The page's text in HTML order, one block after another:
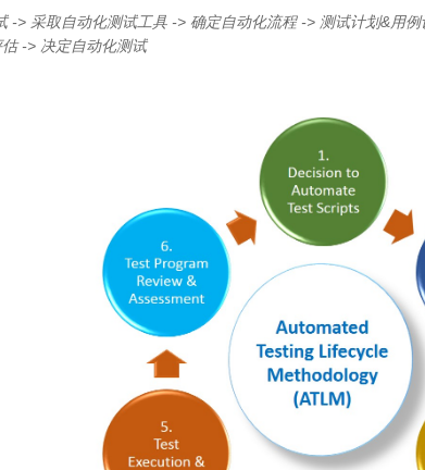
-> 采取自动化测试工具 -> 确定自动化流程 -> 测试计划&用
-> 决定自动化测试